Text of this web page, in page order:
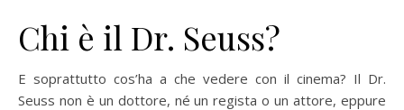
Chi è il Dr. Seuss?
E soprattutto cos’ha a che vedere con il cinema? Il Dr.
Seuss non è un dottore, né un regista o un attore, eppure